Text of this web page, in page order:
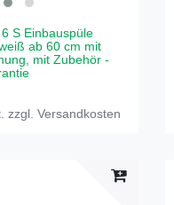
S Einbauspüle
ab 60 cm mit
mit Zubehör -
zzgl.Versandkosten